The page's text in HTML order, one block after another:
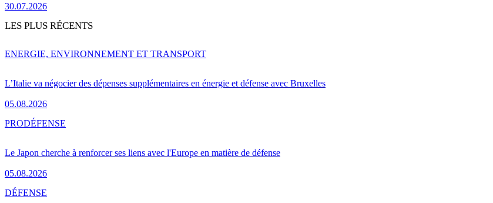
30.07.2026
LES PLUS RÉCENTS
L’Italie va négocier des dépenses supplémentaires en énergie et défense avec Bruxelles
05.08.2026
ENERGIE, ENVIRONNEMENT ET TRANSPORT
Le Japon cherche à renforcer ses liens avec l'Europe en matière de défense
05.08.2026
PRODÉFENSE
DÉFENSE